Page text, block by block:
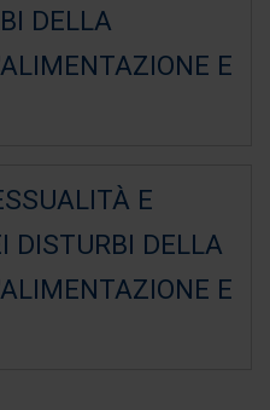
DELLA
E
E
DISTURBI DELLA
E